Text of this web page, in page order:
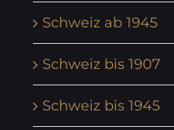
Schweiz ab 1945
Schweiz bis 1907
Schweiz bis 1945